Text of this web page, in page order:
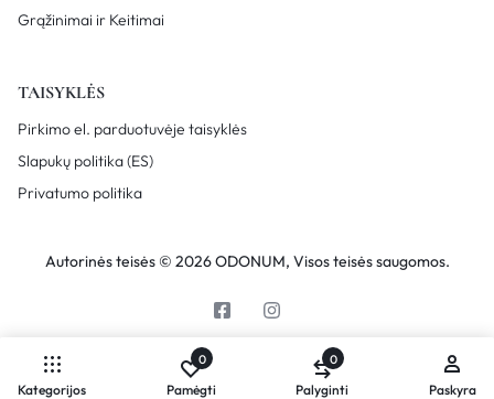
Grąžinimai ir Keitimai
TAISYKLĖS
Pirkimo el. parduotuvėje taisyklės
Slapukų politika (ES)
Privatumo politika
Autorinės teisės © 2026 ODONUM, Visos teisės saugomos.
Kategorijos
0
Pamėgti
0
Palyginti Paskyra